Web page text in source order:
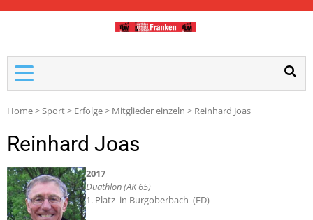
Home>Sport> Erfolge> Mitglieder einzeln > Reinhard Joas
Reinhard Joas
2017
Duathlon (AK 65)
1. Platz in Burgoberbach (ED)